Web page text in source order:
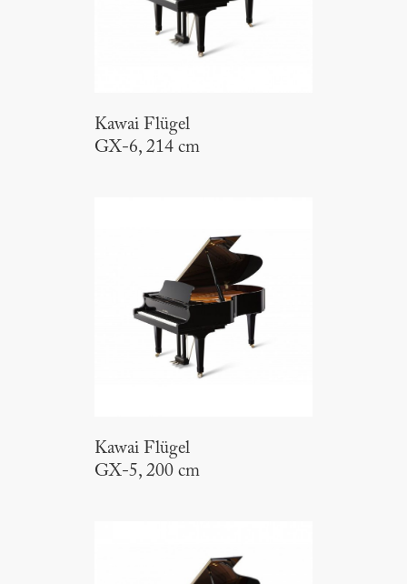
Kawai Flügel
GX-6, 214 cm
Kawai Flügel
GX-5, 200 cm